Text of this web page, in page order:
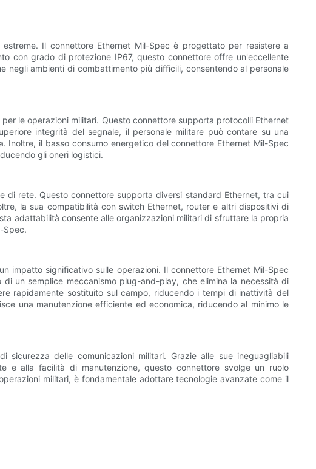
Il connettore Ethernet Mil-Spec è progettato per resistere a
con grado di protezione IP67, questo connettore offre un'eccellente
negli ambienti di combattimento più difficili, consentendo al personale
le operazioni militari. Questo connettore supporta protocolli Ethernet
integrità del segnale, il personale militare può contare su una
il basso consumo energetico del connettore Ethernet Mil-Spec
gli oneri logistici.
di rete. Questo connettore supporta diversi standard Ethernet, tra cui
la sua compatibilità con switch Ethernet, router e altri dispositivi di
adattabilità consente alle organizzazioni militari di sfruttare la propria
Spec.
impatto significativo sulle operazioni. Il connettore Ethernet Mil-Spec
un semplice meccanismo plug-and-play, che elimina la necessità di
rapidamente sostituito sul campo, riducendo i tempi di inattività del
una manutenzione efficiente ed economica, riducendo al minimo le
delle comunicazioni militari. Grazie alle sue ineguagliabili
e alla facilità di manutenzione, questo connettore svolge un ruolo
militari, è fondamentale adottare tecnologie avanzate come il